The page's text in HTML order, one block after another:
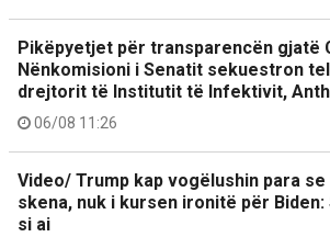
Pikëpyetjet për transparencën gjatë
Nënkomisioni i Senatit sekuestron
drejtorit të Institutit të Infektivit,
06/08 11:26
Video/ Trump kap vogëlushin para
skena, nuk i kursen ironitë për Biden:
si ai